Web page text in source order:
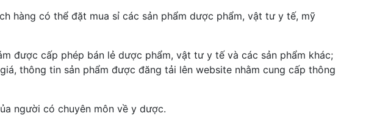
hàng có thể đặt mua sỉ các sản phẩm dược phẩm, vật tư y tế, mỹ
được cấp phép bán lẻ dược phẩm, vật tư y tế và các sản phẩm khác;
thông tin sản phẩm được đăng tải lên website nhằm cung cấp thông
người có chuyên môn về y dược.